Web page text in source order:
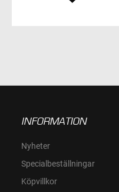
INFORMATION
Nyheter
Specialbeställningar
Köpvillkor